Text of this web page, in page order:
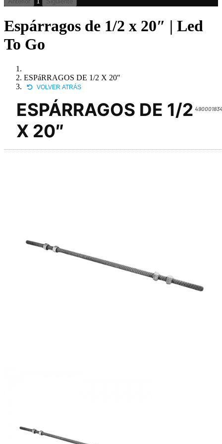
Espárragos de 1/2 x 20″ | Led
To Go
ESPáRRAGOS DE 1/2 X 20″
VOLVER ATRÁS
ESPÁRRAGOS DE 1/2
X 20″